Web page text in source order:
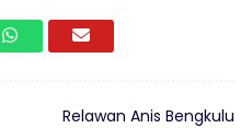
Relawan Anis Bengkulu